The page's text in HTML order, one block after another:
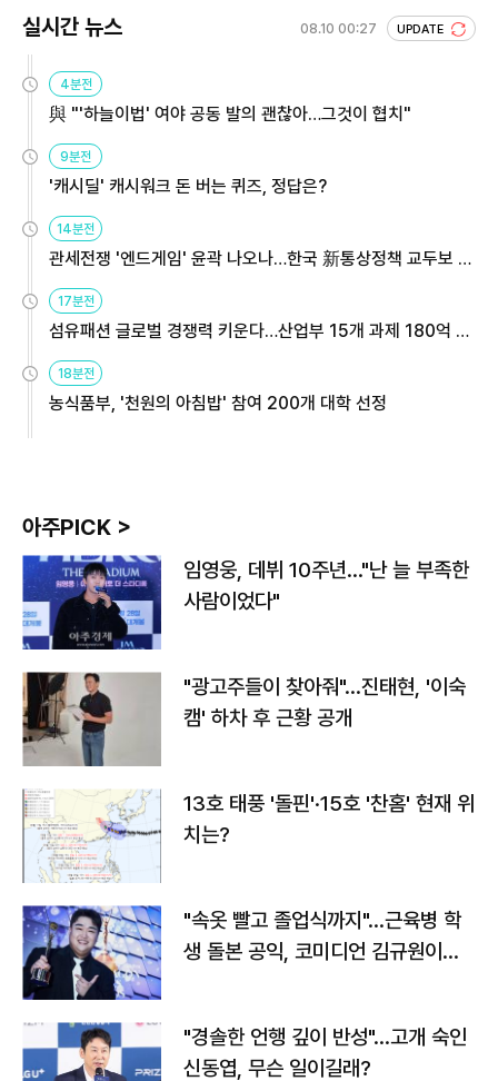
실시간 뉴스 08.10 00:27 UPDATE
4분전
與 "'하늘이법' 여야 공동 발의 괜찮아…그것이 협치"
9분전
'캐시딜' 캐시워크 돈 버는 퀴즈, 정답은?
14분전
관세전쟁 '엔드게임' 윤곽 나오나…한국 新통상정책 교두보 활
용해야
17분전
섬유패션 글로벌 경쟁력 키운다…산업부 15개 과제 180억 지
원
18분전
농식품부, '천원의 아침밥' 참여 200개 대학 선정
아주PICK >
임영웅, 데뷔 10주년…"난 늘 부족한
사람이었다"
"광고주들이 찾아줘"…진태현, '이숙
캠' 하차 후 근황 공개
13호 태풍 '돌핀'·15호 '찬홈' 현재 위
치는?
"속옷 빨고 졸업식까지"…근육병 학
생 돌본 공익, 코미디언 김규원이었
"경솔한 언행 깊이 반성"…고개 숙인
신동엽, 무슨 일이길래?